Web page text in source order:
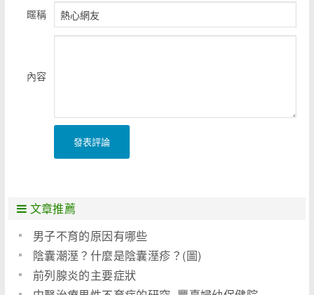
暱稱
內容
發表評論
文章推薦
男子不育的原因有哪些
陰囊潮溼？什麼是陰囊溼疹？(圖)
前列腺炎的主要症狀